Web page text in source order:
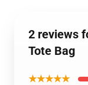
2 reviews
Tote Bag
★★★★★